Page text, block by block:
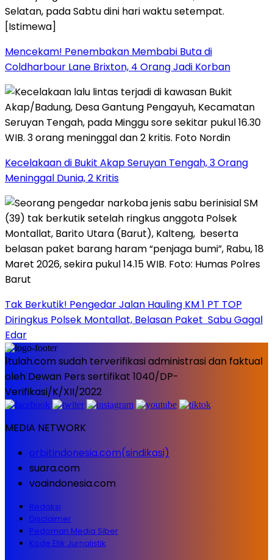
Mencekam! Penembakan Membabi Buta di
Coldharbour Lane Brixton, 4 Orang Jadi Korban
Kecelakaan di Bukit Akap Seruyan Tengah, 3 Orang
Meninggal Dunia, 2 Kritis
Tak Berkutik! Pengedar Jalan Hauling KM 1 PT TOP
Diringkus Polsek Montallat, Belasan Paket Sabu Gagal
Edar
1tulah.com sudah terverifikasi administrasi dan faktual
oleh Dewan Pers sertifikat 1040/DP-
Verifikasi/K/XII/2022
MEDIA NETWORK
orbitindonesia.com(sindikasi)
suara.com
voaindonesia.com
Redaksi
Disclaimer
Pedoman Media Siber
Kode Etik Jurnalistik